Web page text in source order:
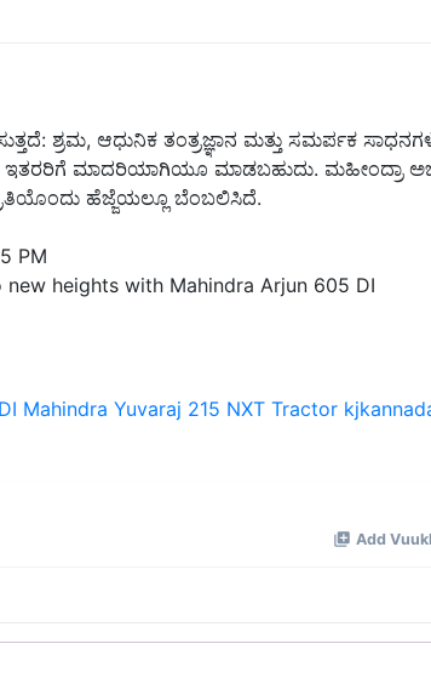
ಶ್ರಮ, ಆಧುನಿಕ ತಂತ್ರಜ್ಞಾನ ಮತ್ತು ಸಮರ್ಪಕ
ಇತರರಿಗೆ ಮಾದರಿಯಾಗಿಯೂ ಮಾಡಬಹುದು. ಮಹೀಂದ್ರಾ
ಹೆಜ್ಜೆಯಲ್ಲೂ ಬೆಂಬಲಿಸಿದೆ.
PM
new heights with Mahindra Arjun 605 DI
Mahindra Yuvaraj 215 NXT Tractor